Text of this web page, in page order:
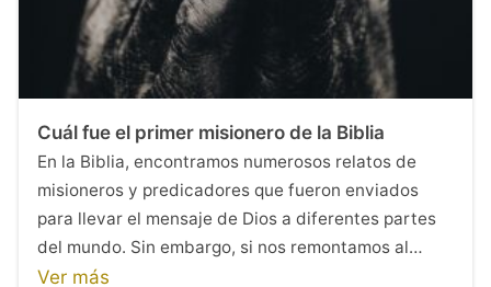
Cuál fue el primer misionero de la Biblia
En la Biblia, encontramos numerosos relatos de
misioneros y predicadores que fueron enviados
para llevar el mensaje de Dios a diferentes partes
del mundo. Sin embargo, si nos remontamos al…
Ver más